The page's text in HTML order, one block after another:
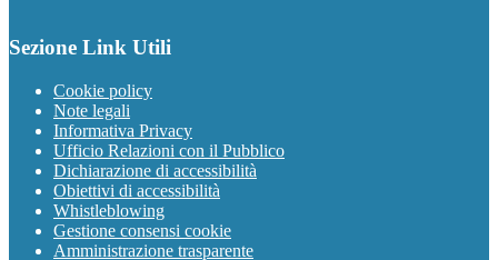
Sezione Link Utili
Cookie policy
Note legali
Informativa Privacy
Ufficio Relazioni con il Pubblico
Dichiarazione di accessibilità
Obiettivi di accessibilità
Whistleblowing
Gestione consensi cookie
Amministrazione trasparente